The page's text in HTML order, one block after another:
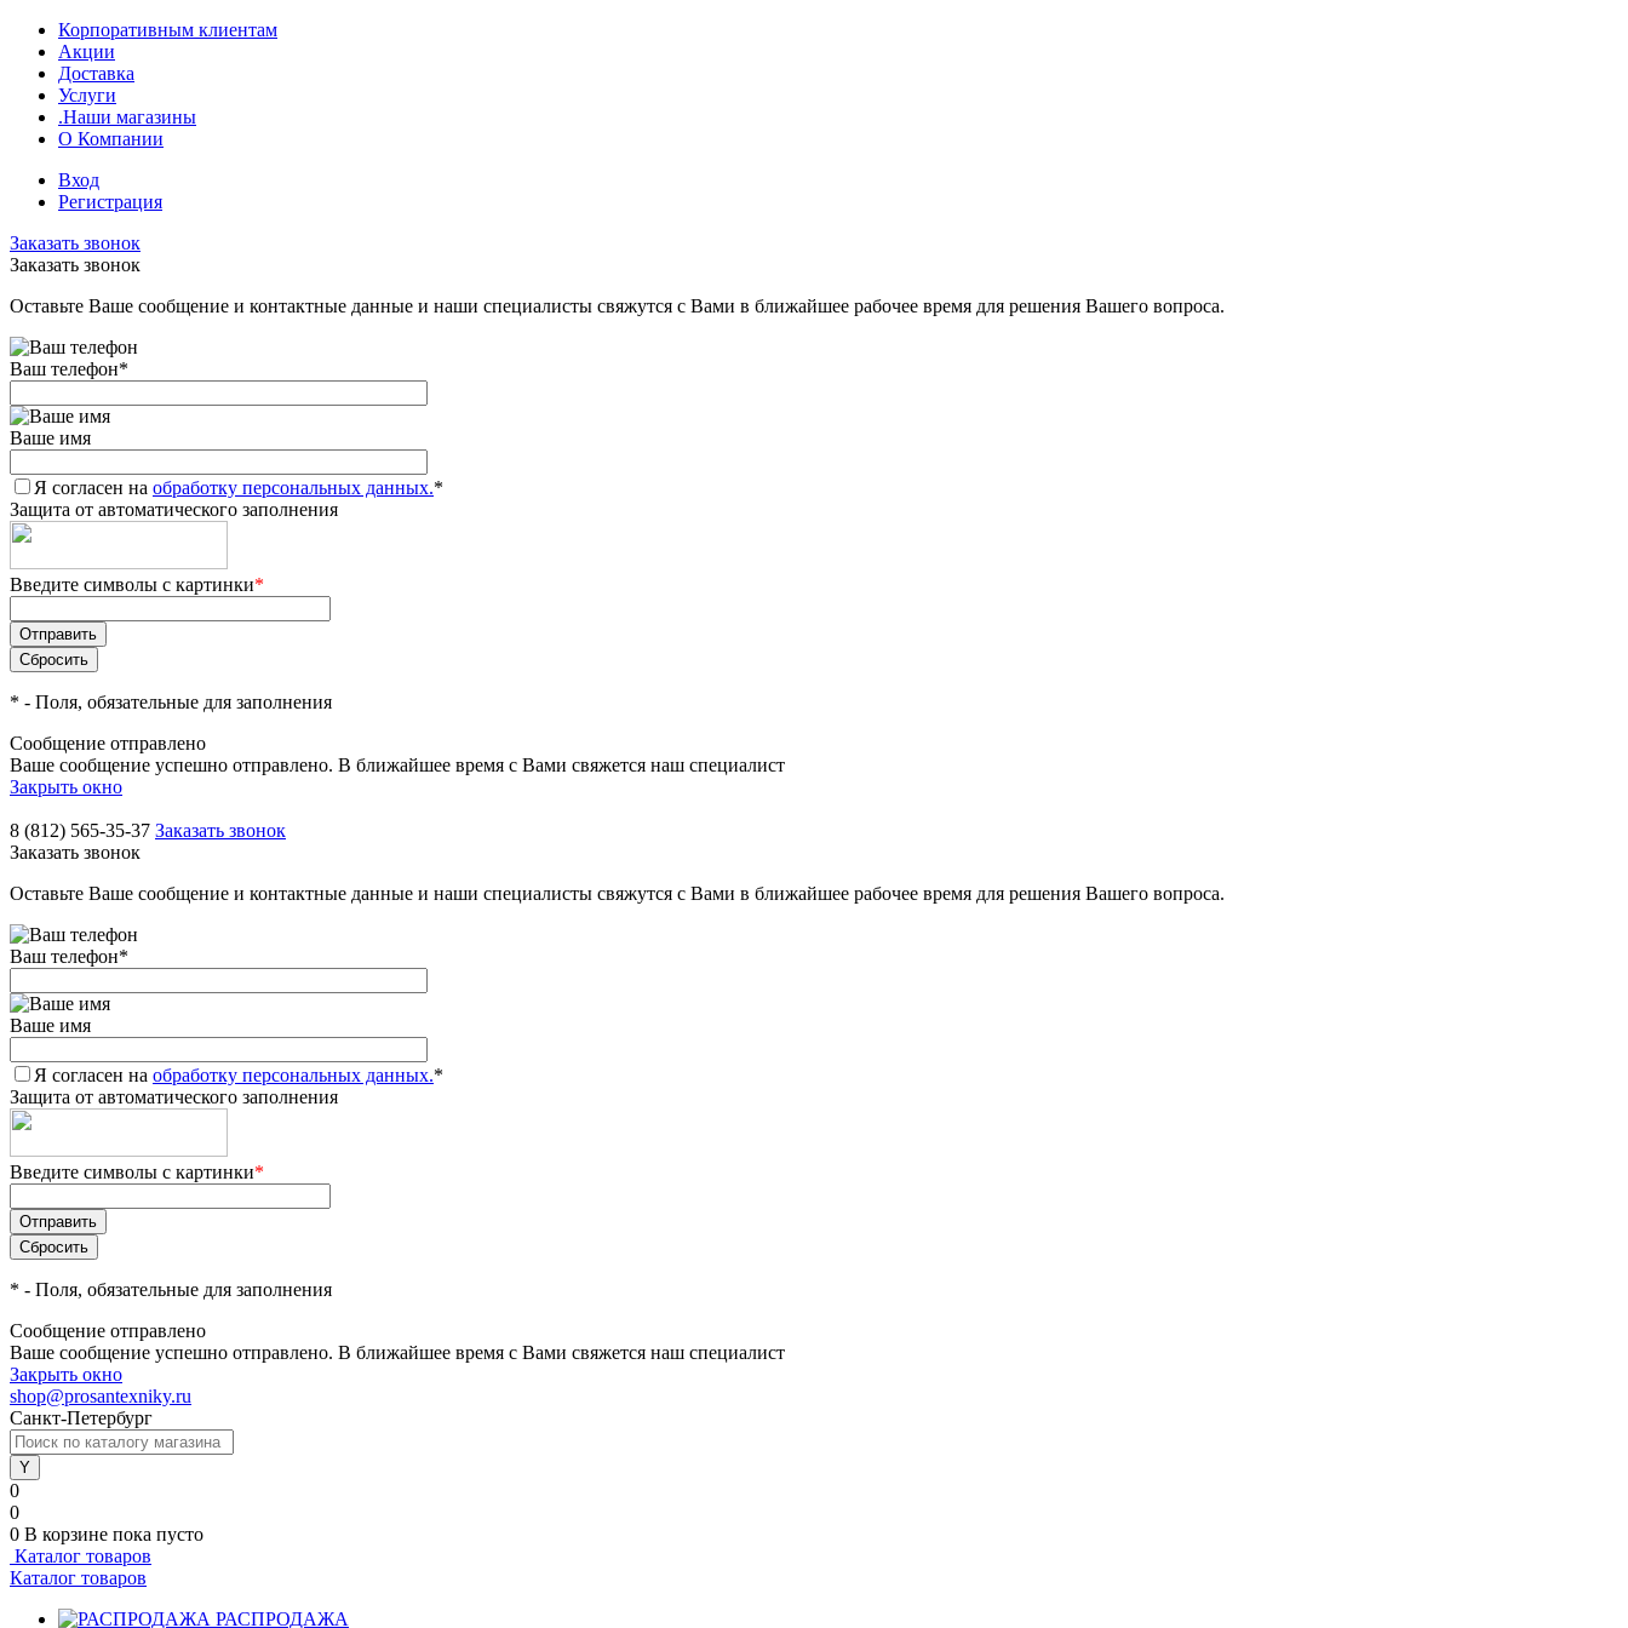
Корпоративным клиентам
Акции
Доставка
Услуги
.Наши магазины
О Компании
Вход
Регистрация
Заказать звонок
Заказать звонок
Оставьте Ваше сообщение и контактные данные и наши специалисты свяжутся с Вами в ближайшее рабочее время для решения Вашего вопроса.
Ваш телефон*
Ваше имя
Я согласен на обработку персональных данных.*
Защита от автоматического заполнения
Введите символы с картинки*
* - Поля, обязательные для заполнения
Сообщение отправлено
Ваше сообщение успешно отправлено. В ближайшее время с Вами свяжется наш специалист
Закрыть окно
8 (812) 565-35-37 Заказать звонок
Заказать звонок
Оставьте Ваше сообщение и контактные данные и наши специалисты свяжутся с Вами в ближайшее рабочее время для решения Вашего вопроса.
Ваш телефон*
Ваше имя
Я согласен на обработку персональных данных.*
Защита от автоматического заполнения
Введите символы с картинки*
* - Поля, обязательные для заполнения
Сообщение отправлено
Ваше сообщение успешно отправлено. В ближайшее время с Вами свяжется наш специалист
Закрыть окно
shop@prosantexniky.ru
Санкт-Петербург
0
0
0 В корзине пока пусто
Каталог товаров
Каталог товаров
РАСПРОДАЖА